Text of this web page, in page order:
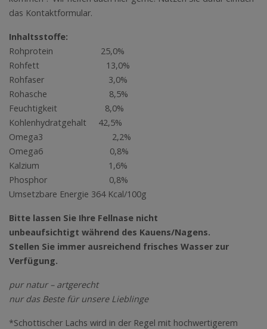
das Kontaktformular.
Inhaltsstoffe:
Rohprotein 25,0%
Rohfett 13,0%
Rohfaser 3,0%
Rohasche 8,5%
Feuchtigkeit 8,0%
Kohlenhydratgehalt 42,5%
Omega3 2,2%
Omega6 0,8%
Kalzium 1,6%
Phosphor 0,8%
Umsetzbare Energie 364 Kcal/100g
Bitte lassen Sie Ihre Fellnase nicht
unbeaufsichtigt während des Kauens/Nagens.
Stellen Sie immer ausreichend frisches Wasser zur
Verfügung.
pur natur – artgerecht
nur das Beste für unsere Lieblinge
*Schottischer Lachs wird in der Regel mit hochwertigerem